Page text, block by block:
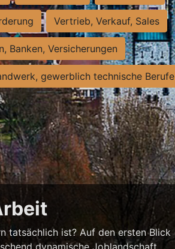
Vertrieb, Verkauf, Sales
Banken, Versicherungen
gewerblich technische Berufe
tatsächlich ist? Auf den ersten Blick